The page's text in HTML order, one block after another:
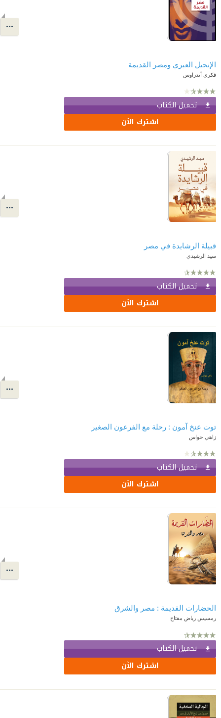
الإنجيل العبري ومصر القديمة
فكري أندراوس
تحميل الكتاب
اشترك الآن
قبيلة الرشايدة في مصر
سيد الرشيدي
تحميل الكتاب
اشترك الآن
توت عنخ آمون : رحلة مع الفرعون الصغير
زاهي حواس
تحميل الكتاب
اشترك الآن
الحضارات القديمة : مصر والشرق
رمسيس رياض مفتاح
تحميل الكتاب
اشترك الآن